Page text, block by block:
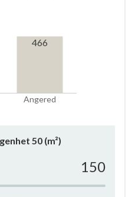
Angered
466
50 (m²)
150